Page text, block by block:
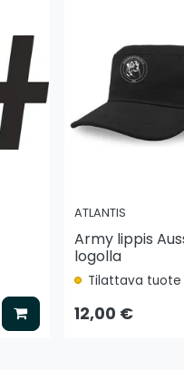
Lisää koriin
ATLANTIS
Army lippis
logolla
Tilattava tuote
12,00 €